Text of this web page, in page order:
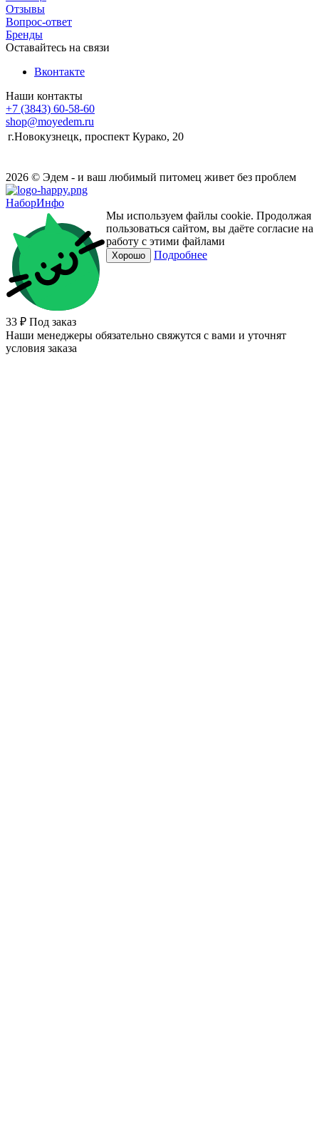
Отзывы
Вопрос-ответ
Бренды
Оставайтесь на связи
Вконтакте
Наши контакты
+7 (3843) 60-58-60
shop@moyedem.ru
г.Новокузнецк, проспект Курако, 20
2026 © Эдем - и ваш любимый питомец живет без проблем
НаборИнфо
Мы используем файлы cookie. Продолжая
пользоваться сайтом, вы даёте согласие на
работу с этими файлами
Хорошо Подробнее
33 ₽ Под заказ
Наши менеджеры обязательно свяжутся с вами и уточнят
условия заказа